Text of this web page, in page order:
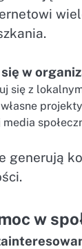
w
się z
media
generują
w